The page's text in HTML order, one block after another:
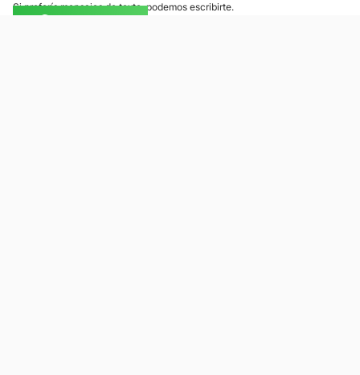
Si preferís mensajes de texto, podemos escribirte.